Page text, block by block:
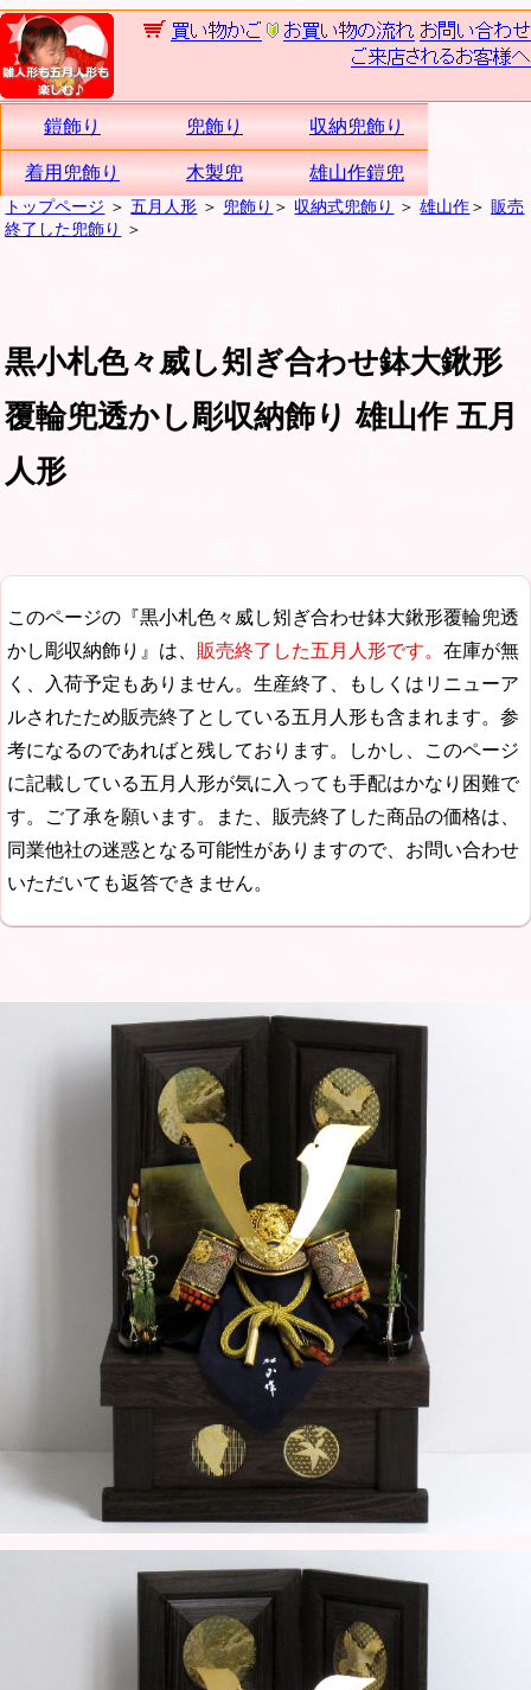
鎧飾り 兜飾り 収納兜飾り
着用兜飾り 木製兜 雄山作鎧兜
トップページ ＞五月人形 ＞ 兜飾り ＞ 収納式兜飾り ＞雄山作＞ 販売
終了した兜飾り
＞
黒小札色々威し矧ぎ合わせ鉢大鍬形
覆輪兜透かし彫収納飾り 雄山作 五月
人形
このページの『黒小札色々威し矧ぎ合わせ鉢大鍬形覆輪兜透
かし彫収納飾り』は、 販売終了した五月人形です。 在庫が無
く、入荷予定もありません。生産終了、もしくはリニューア
ルされたため販売終了としている五月人形も含まれます。参
考になるのであればと残しております。しかし、このページ
に記載している五月人形が気に入っても手配はかなり困難で
す。ご了承を願います。また、販売終了した商品の価格は、
同業他社の迷惑となる可能性がありますので、お問い合わせ
いただいても返答できません。